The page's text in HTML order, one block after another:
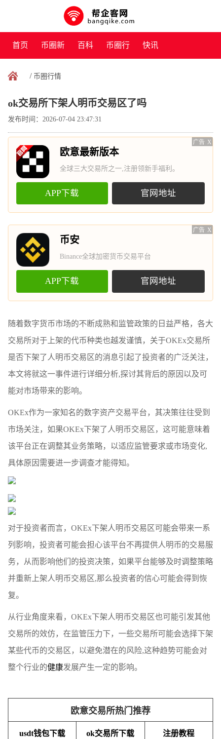
首页 币圈新
闻
百科 币圈行 快讯
/ 币圈行情
ok交易所下架人明币交易区了吗
发布时间：2026-07-04 23:47:31
广告 X
欧意最新版本
全球三大交易所之一,注册领新手福利。
APP下载 官网地址
广告 X
币安
Binance全球加密货币交易平台
APP下载 官网地址
随着数字货币市场的不断成熟和监管政策的日益严格，各大
交易所对于上架的代币种类也越发谨慎，关于OKEx交易所
是否下架了人明币交易区的消息引起了投资者的广泛关注，
本文将就这一事件进行详细分析,探讨其背后的原因以及可
能对市场带来的影响。
OKEx作为一家知名的数字资产交易平台，其决策往往受到
市场关注，如果OKEx下架了人明币交易区，这可能意味着
该平台正在调整其业务策略，以适应监管要求或市场变化,
具体原因需要进一步调查才能得知。
对于投资者而言，OKEx下架人明币交易区可能会带来一系
列影响，投资者可能会担心该平台不再提供人明币的交易服
务，从而影响他们的投资决策，如果平台能够及时调整策略
并重新上架人明币交易区,那么投资者的信心可能会得到恢
复。
从行业角度来看，OKEx下架人明币交易区也可能引发其他
交易所的效仿，在监管压力下，一些交易所可能会选择下架
某些代币的交易区，以避免潜在的风险,这种趋势可能会对
整个行业的健康发展产生一定的影响。
欧意交易所热门推荐
usdt钱包下载 ok交易所下载 注册教程